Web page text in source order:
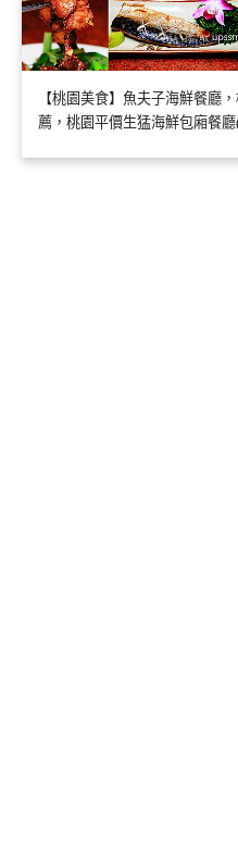
【桃園美食】魚夫子海鮮餐廳
薦，桃園平價生猛海鮮包廂餐